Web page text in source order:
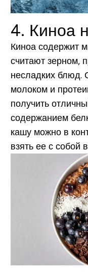
4. Киноа
Киноа содержит
считают зерном,
несладких блюд.
молоком и
получить
содержанием
кашу можно в
взять ее с собой